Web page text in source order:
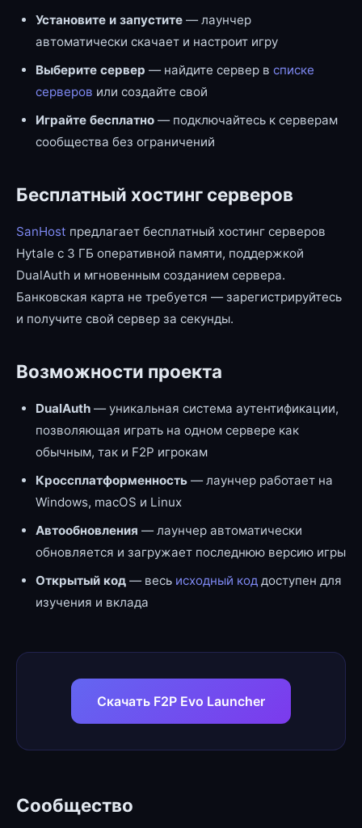
Установите и запустите — лаунчер
автоматически скачает и настроит игру
Выберите сервер — найдите сервер в списке
серверов или создайте свой
Играйте бесплатно — подключайтесь к серверам
сообщества без ограничений
Бесплатный хостинг серверов
SanHost предлагает бесплатный хостинг серверов
Hytale с 3 ГБ оперативной памяти, поддержкой
DualAuth и мгновенным созданием сервера.
Банковская карта не требуется — зарегистрируйтесь
и получите свой сервер за секунды.
Возможности проекта
DualAuth — уникальная система аутентификации,
позволяющая играть на одном сервере как
обычным, так и F2P игрокам
Кроссплатформенность — лаунчер работает на
Windows, macOS и Linux
Автообновления — лаунчер автоматически
обновляется и загружает последнюю версию игры
Открытый код — весь исходный код доступен для
изучения и вклада
Скачать F2P Evo Launcher
Сообщество